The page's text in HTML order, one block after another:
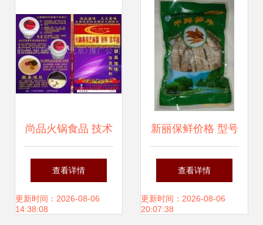
尚品火锅食品 技术
转让助力产品相册
新视觉升级
查看详情
更新时间：2026-08-06
14:38:08
新丽保鲜价格 型号
图片
查看详情
更新时间：2026-08-06
20:07:38